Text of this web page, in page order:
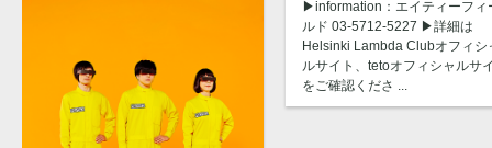
▶︎information：エイティーフィ
ルド 03-5712-5227 ▶︎詳細は
Helsinki Lambda Clubオフィシ
ルサイト、tetoオフィシャルサ
をご確認くださ ...